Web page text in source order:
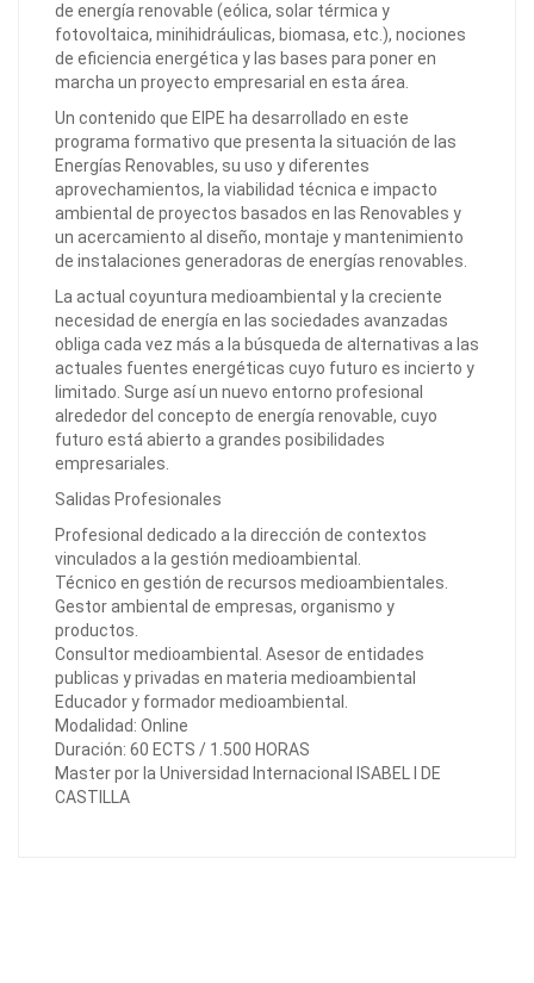
de energía renovable (eólica, solar térmica y
fotovoltaica, minihidráulicas, biomasa, etc.), nociones
de eficiencia energética y las bases para poner en
marcha un proyecto empresarial en esta área.
Un contenido que EIPE ha desarrollado en este
programa formativo que presenta la situación de las
Energías Renovables, su uso y diferentes
aprovechamientos, la viabilidad técnica e impacto
ambiental de proyectos basados en las Renovables y
un acercamiento al diseño, montaje y mantenimiento
de instalaciones generadoras de energías renovables.
La actual coyuntura medioambiental y la creciente
necesidad de energía en las sociedades avanzadas
obliga cada vez más a la búsqueda de alternativas a las
actuales fuentes energéticas cuyo futuro es incierto y
limitado. Surge así un nuevo entorno profesional
alrededor del concepto de energía renovable, cuyo
futuro está abierto a grandes posibilidades
empresariales.
Salidas Profesionales
Profesional dedicado a la dirección de contextos
vinculados a la gestión medioambiental.
Técnico en gestión de recursos medioambientales.
Gestor ambiental de empresas, organismo y
productos.
Consultor medioambiental. Asesor de entidades
publicas y privadas en materia medioambiental
Educador y formador medioambiental.
Modalidad: Online
Duración: 60 ECTS / 1.500 HORAS
Master por la Universidad Internacional ISABEL I DE
CASTILLA